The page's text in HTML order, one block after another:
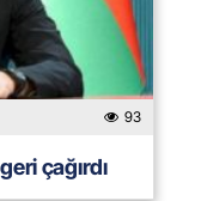
93
çağırdı